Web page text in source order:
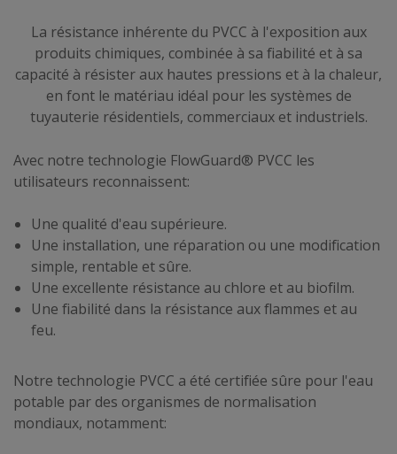
La résistance inhérente du PVCC à l'exposition aux
produits chimiques, combinée à sa fiabilité et à sa
capacité à résister aux hautes pressions et à la chaleur,
en font le matériau idéal pour les systèmes de
tuyauterie résidentiels, commerciaux et industriels.
Avec notre technologie FlowGuard® PVCC les
utilisateurs reconnaissent:
Une qualité d'eau supérieure.
Une installation, une réparation ou une modification
simple, rentable et sûre.
Une excellente résistance au chlore et au biofilm.
Une fiabilité dans la résistance aux flammes et au
feu.
Notre technologie PVCC a été certifiée sûre pour l'eau
potable par des organismes de normalisation
mondiaux, notamment: